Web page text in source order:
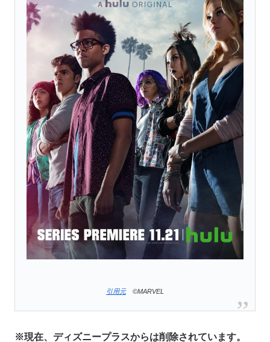
引用元©MARVEL
※現在、ディズニープラスからは削除されています。